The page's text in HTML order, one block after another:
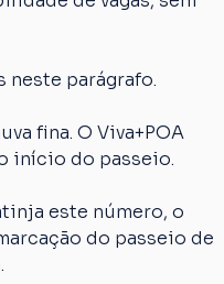
neste parágrafo.
fina. O Viva+POA
início do passeio.
este número, o
do passeio de